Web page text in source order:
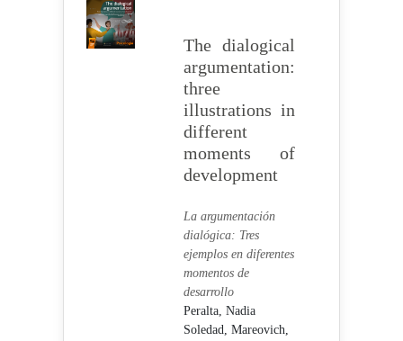
The dialogical
argumentation:
three
illustrations in
different
moments of
development
La argumentación
dialógica: Tres
ejemplos en diferentes
momentos de
desarrollo
Peralta, Nadia
Soledad, Mareovich,